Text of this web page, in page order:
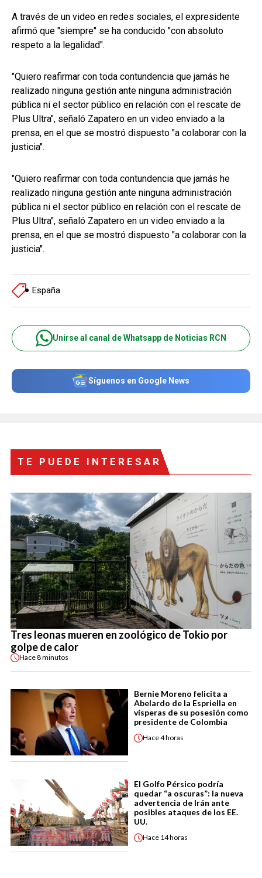
A través de un video en redes sociales, el expresidente
afirmó que "siempre" se ha conducido "con absoluto
respeto a la legalidad".
"Quiero reafirmar con toda contundencia que jamás he
realizado ninguna gestión ante ninguna administración
pública ni el sector público en relación con el rescate de
Plus Ultra", señaló Zapatero en un video enviado a la
prensa, en el que se mostró dispuesto "a colaborar con la
justicia".
"Quiero reafirmar con toda contundencia que jamás he
realizado ninguna gestión ante ninguna administración
pública ni el sector público en relación con el rescate de
Plus Ultra", señaló Zapatero en un video enviado a la
prensa, en el que se mostró dispuesto "a colaborar con la
justicia".
España
Unirse al canal de Whatsapp de Noticias RCN
Síguenos en Google News
TE PUEDE INTERESAR
Tres leonas mueren en zoológico de Tokio por
golpe de calor
Hace8 minutos
Bernie Moreno felicita a
Abelardo de la Espriella en
vísperas de su posesión como
presidente de Colombia
Hace4 horas
El Golfo Pérsico podría
quedar “a oscuras”: la nueva
advertencia de Irán ante
posibles ataques de los EE.
UU.
Hace 14 horas